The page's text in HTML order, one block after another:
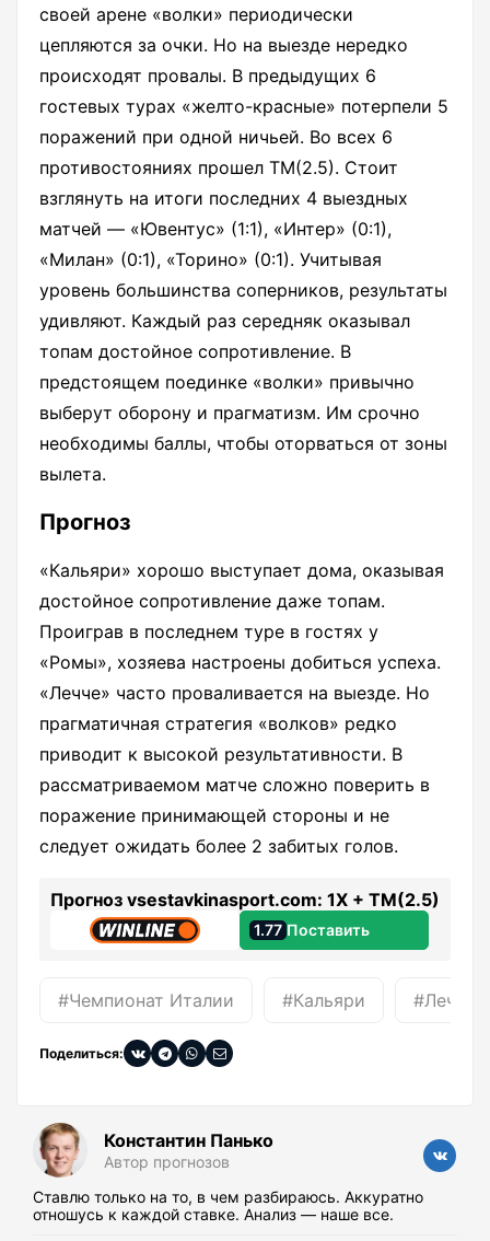
своей арене «волки» периодически
цепляются за очки. Но на выезде нередко
происходят провалы. В предыдущих 6
гостевых турах «желто-красные» потерпели 5
поражений при одной ничьей. Во всех 6
противостояниях прошел ТМ(2.5). Стоит
взглянуть на итоги последних 4 выездных
матчей — «Ювентус» (1:1), «Интер» (0:1),
«Милан» (0:1), «Торино» (0:1). Учитывая
уровень большинства соперников, результаты
удивляют. Каждый раз середняк оказывал
топам достойное сопротивление. В
предстоящем поединке «волки» привычно
выберут оборону и прагматизм. Им срочно
необходимы баллы, чтобы оторваться от зоны
вылета.
Прогноз
«Кальяри» хорошо выступает дома, оказывая
достойное сопротивление даже топам.
Проиграв в последнем туре в гостях у
«Ромы», хозяева настроены добиться успеха.
«Лечче» часто проваливается на выезде. Но
прагматичная стратегия «волков» редко
приводит к высокой результативности. В
рассматриваемом матче сложно поверить в
поражение принимающей стороны и не
следует ожидать более 2 забитых голов.
Прогноз vsestavkinasport.com: 1Х + ТМ(2.5)
1.77 Поставить
#Чемпионат Италии #Кальяри #Лечче
Поделиться:
Константин Панько
Автор прогнозов
Ставлю только на то, в чем разбираюсь. Аккуратно
отношусь к каждой ставке. Анализ — наше все.